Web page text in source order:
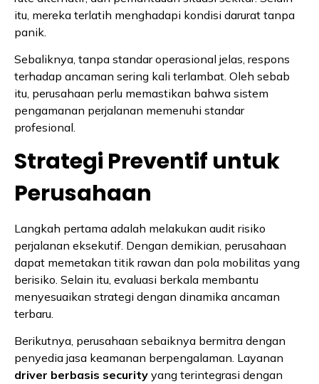
itu, mereka terlatih menghadapi kondisi darurat tanpa
panik.
Sebaliknya, tanpa standar operasional jelas, respons
terhadap ancaman sering kali terlambat. Oleh sebab
itu, perusahaan perlu memastikan bahwa sistem
pengamanan perjalanan memenuhi standar
profesional.
Strategi Preventif untuk
Perusahaan
Langkah pertama adalah melakukan audit risiko
perjalanan eksekutif. Dengan demikian, perusahaan
dapat memetakan titik rawan dan pola mobilitas yang
berisiko. Selain itu, evaluasi berkala membantu
menyesuaikan strategi dengan dinamika ancaman
terbaru.
Berikutnya, perusahaan sebaiknya bermitra dengan
penyedia jasa keamanan berpengalaman. Layanan
driver berbasis security yang terintegrasi dengan